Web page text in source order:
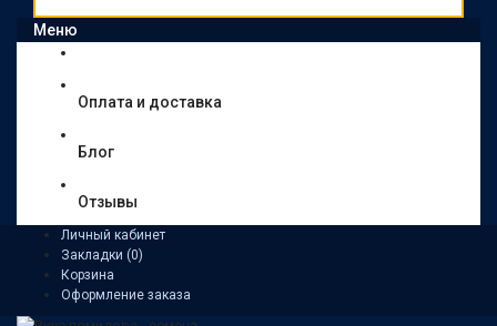
Меню
Оплата и доставка
Блог
Отзывы
Личный кабинет
Закладки (0)
Корзина
Оформление заказа